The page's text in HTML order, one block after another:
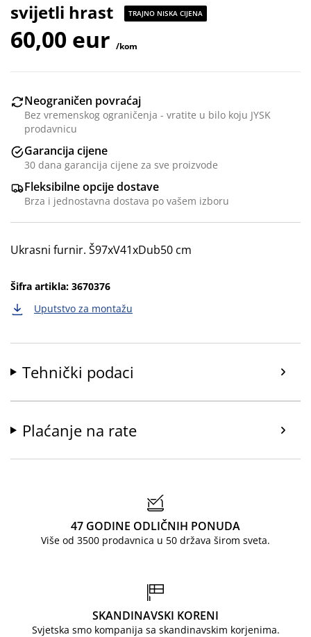
svijetli hrast
TRAJNO NISKA CIJENA
60,00 eur /kom
Neograničen povraćaj
Bez vremenskog ograničenja - vratite u bilo koju JYSK
prodavnicu
Garancija cijene
30 dana garancija cijene za sve proizvode
Fleksibilne opcije dostave
Brza i jednostavna dostava po vašem izboru
Ukrasni furnir. Š97xV41xDub50 cm
Šifra artikla: 3670376
Uputstvo za montažu
Tehnički podaci
Plaćanje na rate
47 GODINE ODLIČNIH PONUDA
Više od 3500 prodavnica u 50 država širom sveta.
SKANDINAVSKI KORENI
Svjetska smo kompanija sa skandinavskim korjenima.